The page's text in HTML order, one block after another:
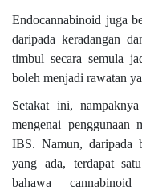
Endocannabinoid juga
daripada keradangan
timbul secara semula
boleh menjadi rawatan
Setakat ini,
mengenai penggunaan
IBS. Namun, daripada
yang ada, terdapat
bahawa